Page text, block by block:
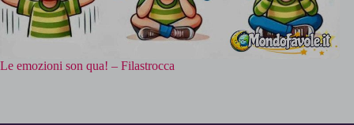
Le emozioni son qua! – Filastrocca